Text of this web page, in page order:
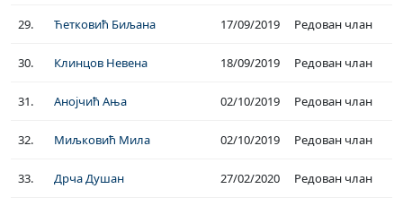
29. Ћетковић Биљана 17/09/2019 Редован члан
30. Клинцов Невена 18/09/2019 Редован члан
31. Анојчић Ања 02/10/2019 Редован члан
32. Миљковић Мила 02/10/2019 Редован члан
33. Дрча Душан 27/02/2020 Редован члан